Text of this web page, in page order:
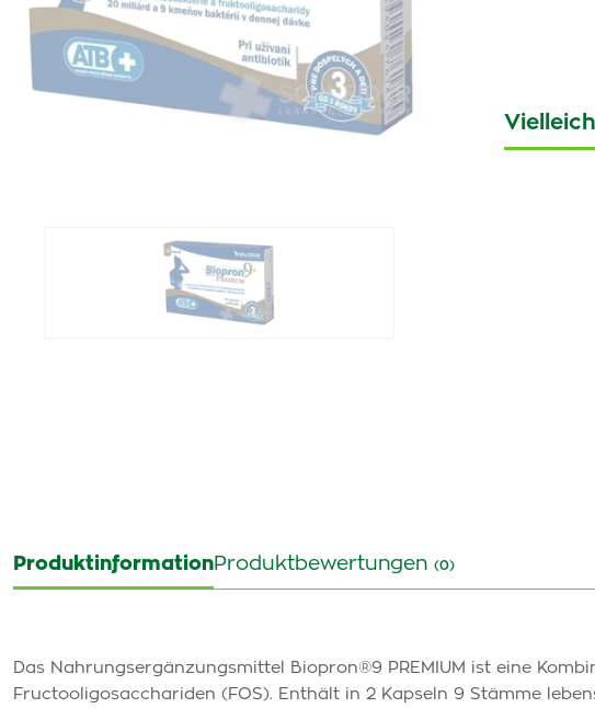
ProduktinformationProduktbewertungen (0)
Das Nahrungsergänzungsmittel Biopron®9 PREMIUM ist eine
Fructooligosacchariden (FOS). Enthält in 2 Kapseln 9 Stämme